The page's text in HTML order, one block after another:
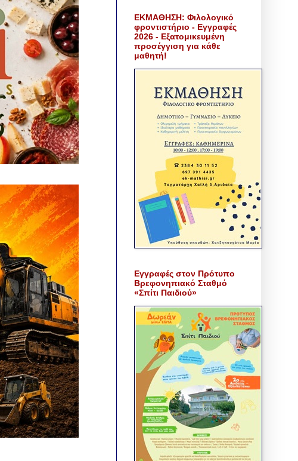
ΕΚΜΑΘΗΣΗ: Φιλολογικό
φροντιστήριο - Εγγραφές
2026 - Εξατομικευμένη
προσέγγιση για κάθε
μαθητή!
Εγγραφές στον Πρότυπο
Βρεφονηπιακό Σταθμό
«Σπίτι Παιδιού»